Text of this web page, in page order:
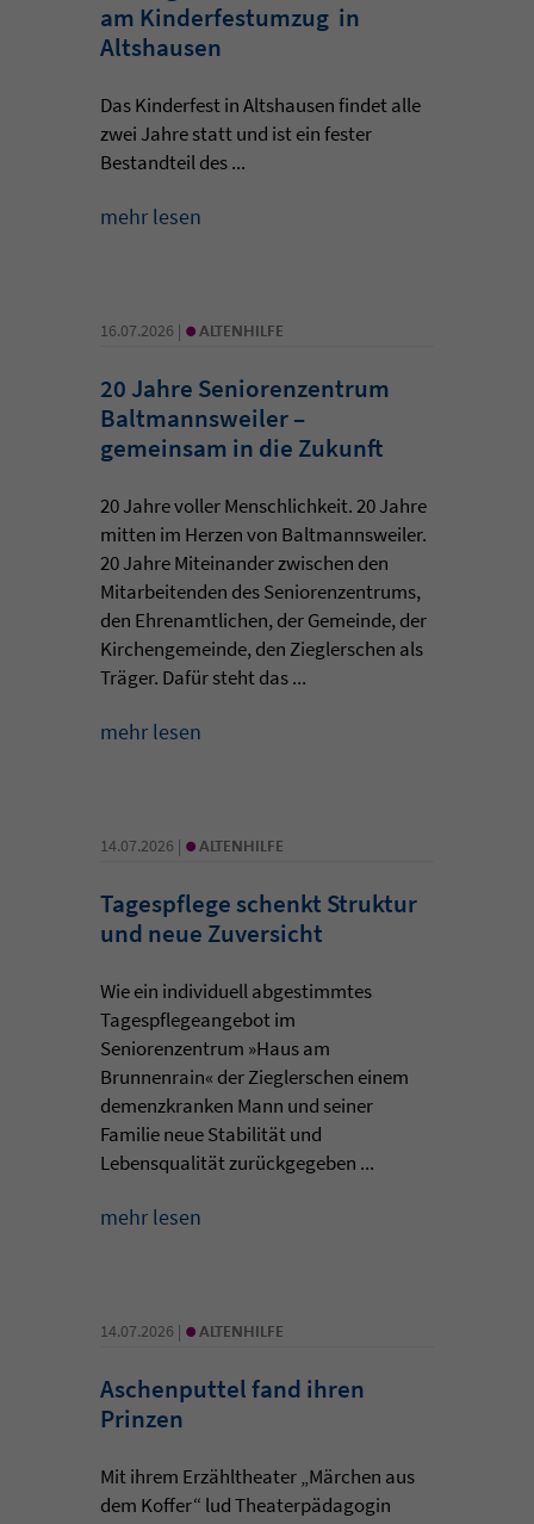
am Kinderfestumzug in
Altshausen
Das Kinderfest in Altshausen findet alle
zwei Jahre statt und ist ein fester
Bestandteil des ...
mehr lesen
16.07.2026 | • ALTENHILFE
20 Jahre Seniorenzentrum
Baltmannsweiler –
gemeinsam in die Zukunft
20 Jahre voller Menschlichkeit. 20 Jahre
mitten im Herzen von Baltmannsweiler.
20 Jahre Miteinander zwischen den
Mitarbeitenden des Seniorenzentrums,
den Ehrenamtlichen, der Gemeinde, der
Kirchengemeinde, den Zieglerschen als
Träger. Dafür steht das ...
mehr lesen
14.07.2026 | • ALTENHILFE
Tagespflege schenkt Struktur
und neue Zuversicht
Wie ein individuell abgestimmtes
Tagespflegeangebot im
Seniorenzentrum »Haus am
Brunnenrain« der Zieglerschen einem
demenzkranken Mann und seiner
Familie neue Stabilität und
Lebensqualität zurückgegeben ...
mehr lesen
14.07.2026 | • ALTENHILFE
Aschenputtel fand ihren
Prinzen
Mit ihrem Erzähltheater „Märchen aus
dem Koffer“ lud Theaterpädagogin